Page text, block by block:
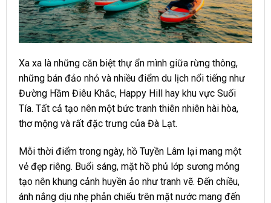
Xa xa là những căn biệt thự ẩn mình giữa rừng thông,
những bán đảo nhỏ và nhiều điểm du lịch nổi tiếng như
Đường Hầm Điêu Khắc, Happy Hill hay khu vực Suối
Tía. Tất cả tạo nên một bức tranh thiên nhiên hài hòa,
thơ mộng và rất đặc trưng của Đà Lạt.
Mỗi thời điểm trong ngày, hồ Tuyền Lâm lại mang một
vẻ đẹp riêng. Buổi sáng, mặt hồ phủ lớp sương mỏng
tạo nên khung cảnh huyền ảo như tranh vẽ. Đến chiều,
ánh nắng dịu nhẹ phản chiếu trên mặt nước mang đến